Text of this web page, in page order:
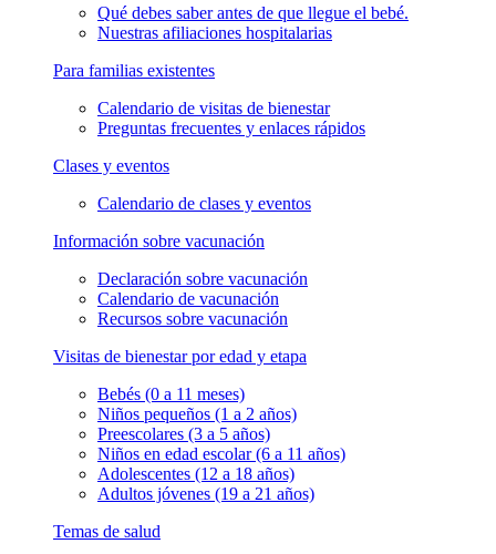
Qué debes saber antes de que llegue el bebé.
Nuestras afiliaciones hospitalarias
Para familias existentes
Calendario de visitas de bienestar
Preguntas frecuentes y enlaces rápidos
Clases y eventos
Calendario de clases y eventos
Información sobre vacunación
Declaración sobre vacunación
Calendario de vacunación
Recursos sobre vacunación
Visitas de bienestar por edad y etapa
Bebés (0 a 11 meses)
Niños pequeños (1 a 2 años)
Preescolares (3 a 5 años)
Niños en edad escolar (6 a 11 años)
Adolescentes (12 a 18 años)
Adultos jóvenes (19 a 21 años)
Temas de salud